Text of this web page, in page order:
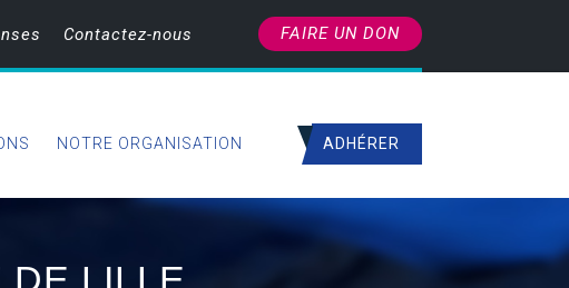
Contactez-nous FAIRE UN DON
NOTRE ORGANISATION ADHÉRER
DE LILLE